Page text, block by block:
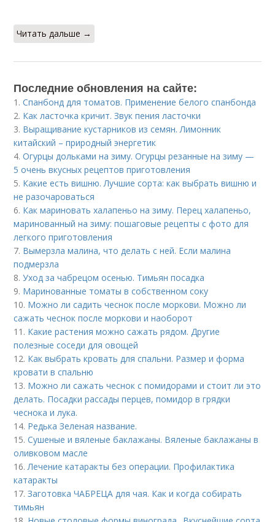
Читать дальше →
Последние обновления на сайте:
1.Спанбонд для томатов. Применение белого спанбонда
2. Как ласточка кричит. Звук пения ласточки
3. Выращивание кустарников из семян. Лимонник
китайский – природный энергетик
4.Огурцы дольками на зиму. Огурцы резанные на зиму —
5 очень вкусных рецептов приготовления
5. Какие есть вишню. Лучшие сорта: как выбрать вишню и
не разочароваться
6. Как мариновать халапеньо на зиму. Перец халапеньо,
маринованный на зиму: пошаговые рецепты с фото для
легкого приготовления
7. Вымерзла малина, что делать с ней. Если малина
подмерзла
8.Уход за чабрецом осенью. Тимьян посадка
9. Маринованные томаты в собственном соку
10. Можно ли садить чеснок после моркови. Можно ли
сажать чеснок после моркови и наоборот
11. Какие растения можно сажать рядом. Другие
полезные соседи для овощей
12. Как выбрать кровать для спальни. Размер и форма
кровати в спальню
13. Можно ли сажать чеснок с помидорами и стоит ли это
делать. Посадки рассады перцев, помидор в грядки
чеснока и лука.
14. Редька Зеленая название.
15.Сушеные и вяленые баклажаны. Вяленые баклажаны в
оливковом масле
16.Лечение катаракты без операции. Профилактика
катаракты
17.Заготовка ЧАБРЕЦА для чая. Как и когда собирать
тимьян